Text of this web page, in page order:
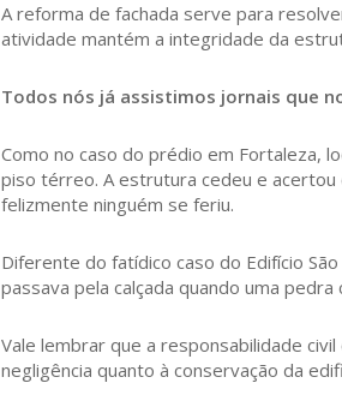
A reforma de fachada serve para
atividade mantém a integridade da
Todos nós já assistimos jornais que
Como no caso do prédio em Fortaleza,
piso térreo. A estrutura cedeu e acertou
felizmente ninguém se feriu.
Diferente do fatídico caso do Edifício
passava pela calçada quando uma
Vale lembrar que a responsabilidade
negligência quanto à conservação da